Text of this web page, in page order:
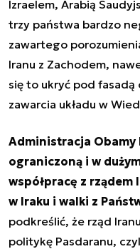
Izraelem, Arabią
trzy państwa bardzo
zawartego
Iranu z Zachodem,
się to ukryć pod
zawarcia układu w
Administracja
ograniczoną i w
współpracę z
w Iraku i walki z
podkreślić, że rząd
politykę Pasdaranu,